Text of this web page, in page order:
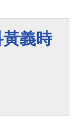
義時